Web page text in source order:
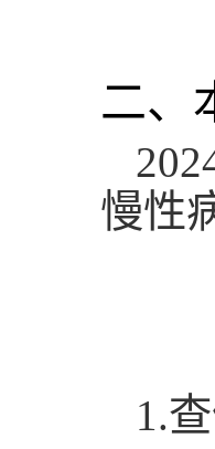
二、
慢性
1.